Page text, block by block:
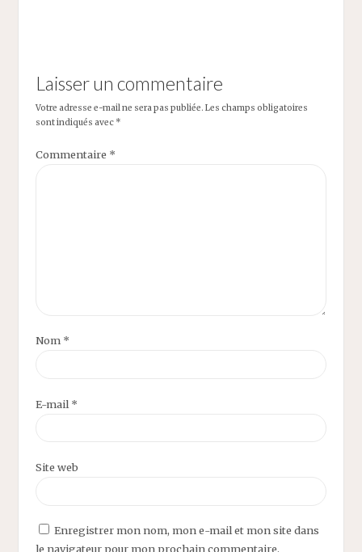
Laisser un commentaire
Votre adresse e-mail ne sera pas publiée. Les champs obligatoires
sont indiqués avec *
Commentaire *
Nom *
E-mail *
Site web
Enregistrer mon nom, mon e-mail et mon site dans
le navigateur pour mon prochain commentaire.